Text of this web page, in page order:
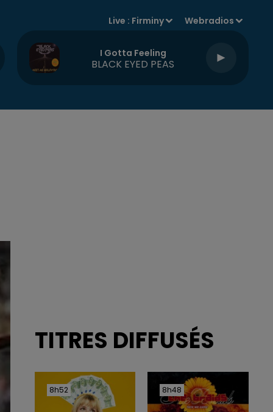
Live : Firminy Webradios
I Gotta Feeling
BLACK EYED PEAS
TITRES DIFFUSÉS
8h52
8h52 8h48
8h48